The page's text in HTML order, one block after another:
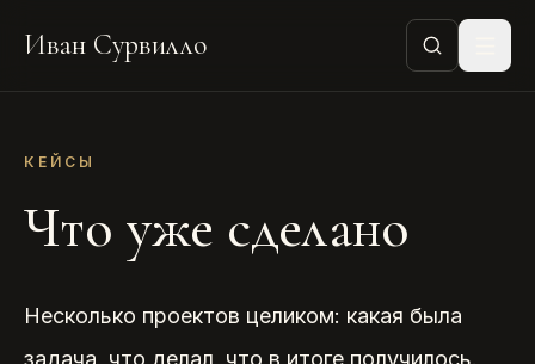
Иван Сурвилло
КЕЙСЫ
Что уже сделано
Несколько проектов целиком: какая была
задача, что делал, что в итоге получилось.